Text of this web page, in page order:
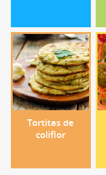
Tortitas de
coliflor